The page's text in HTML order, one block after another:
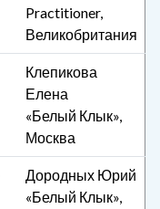
Practitioner,
Великобритания
Клепикова
Елена
«Белый Клык»,
Москва
Дородных Юрий
«Белый Клык»,